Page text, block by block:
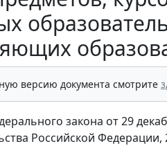
версию документа смотрите
закона от 29
Российской Федерации,